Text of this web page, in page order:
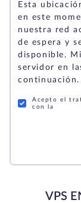
Esta
en este
nuestra red
de espera y
disponible.
servidor en
continuación.
Acepto el
con la
VPS